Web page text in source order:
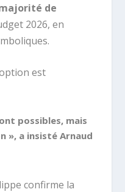
de
2026, en
est
possibles, mais
», a insisté Arnaud
confirme la